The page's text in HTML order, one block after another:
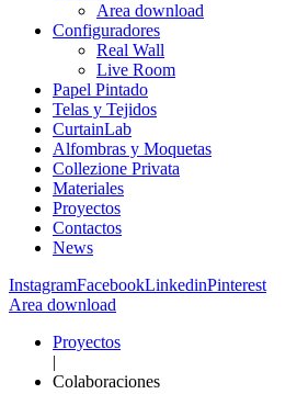
Area download
Configuradores
Real Wall
Live Room
Papel Pintado
Telas y Tejidos
CurtainLab
Alfombras y Moquetas
Collezione Privata
Materiales
Proyectos
Contactos
News
InstagramFacebookLinkedinPinterest
Area download
Proyectos
|
Colaboraciones